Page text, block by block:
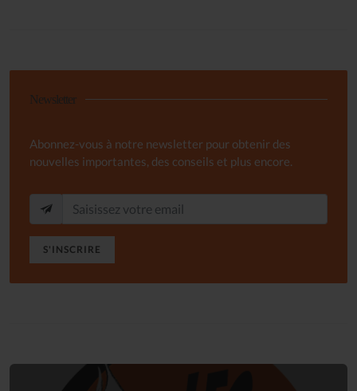
Newsletter
Abonnez-vous à notre newsletter pour obtenir des
nouvelles importantes, des conseils et plus encore.
S'INSCRIRE